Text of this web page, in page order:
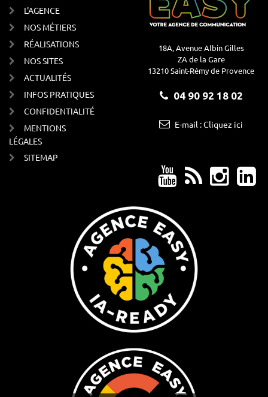
L'AGENCE
NOS MÉTIERS
RÉALISATIONS
NOS SITES
ACTUALITÉS
INFOS PRATIQUES
CONFIDENTIALITÉ
MENTIONS
LÉGALES
SITEMAP
18A, Avenue Albin Gilles
ZA de la Gare
13210 Saint-Rémy de Provence
04 90 92 18 02
E-mail : Cliquez ici